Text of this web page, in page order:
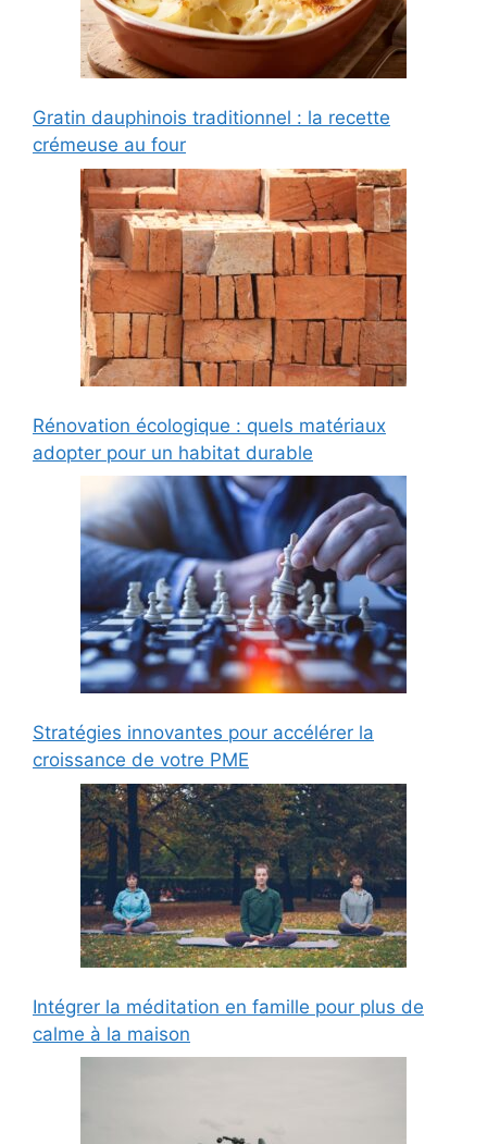
Gratin dauphinois traditionnel : la recette
crémeuse au four
Rénovation écologique : quels matériaux
adopter pour un habitat durable
Stratégies innovantes pour accélérer la
croissance de votre PME
Intégrer la méditation en famille pour plus de
calme à la maison